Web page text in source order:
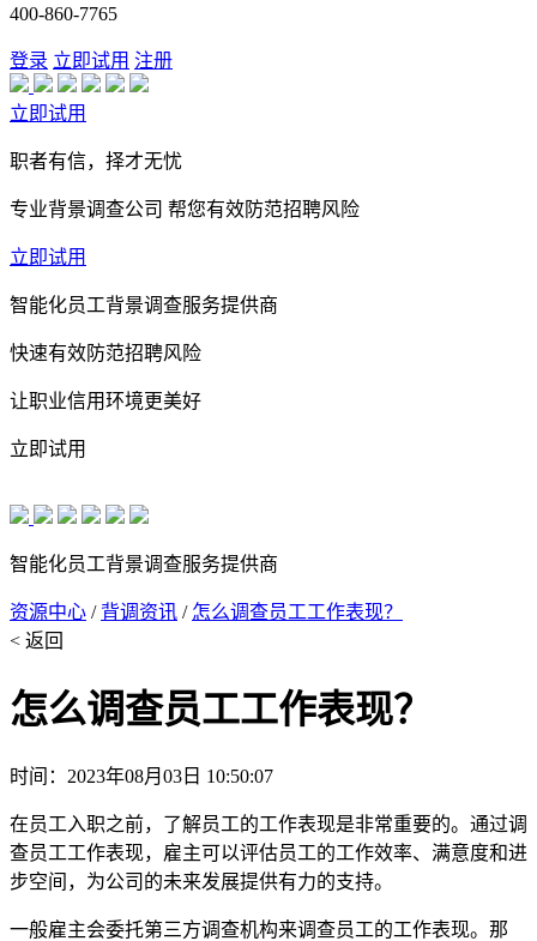
400-860-7765
登录 立即试用 注册
立即试用
职者有信，择才无忧
专业背景调查公司 帮您有效防范招聘风险
立即试用
智能化员工背景调查服务提供商
快速有效防范招聘风险
让职业信用环境更美好
立即试用
智能化员工背景调查服务提供商
资源中心 / 背调资讯 / 怎么调查员工工作表现？
< 返回
怎么调查员工工作表现？
时间：2023年08月03日 10:50:07
在员工入职之前，了解员工的工作表现是非常重要的。通过调
查员工工作表现，雇主可以评估员工的工作效率、满意度和进
步空间，为公司的未来发展提供有力的支持。
一般雇主会委托第三方调查机构来调查员工的工作表现。那